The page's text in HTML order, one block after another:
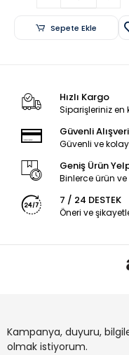
Sepete Ekle
Hızlı Kargo
Siparişleriniz en
Güvenli
Güvenli ve
Geniş Ürün
Binlerce ürün
7 / 24 DESTEK
Öneri ve
Kampanya, duyuru,
olmak istiyorum.